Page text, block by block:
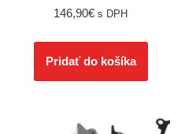
146,90€ s DPH
Pridať do košíka